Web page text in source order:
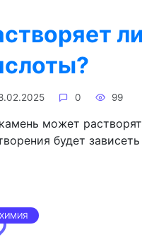
0 99
может
будет
ХИМИЯ